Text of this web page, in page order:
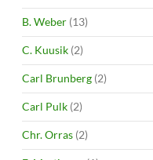
B. Weber (13)
C. Kuusik (2)
Carl Brunberg (2)
Carl Pulk (2)
Chr. Orras (2)